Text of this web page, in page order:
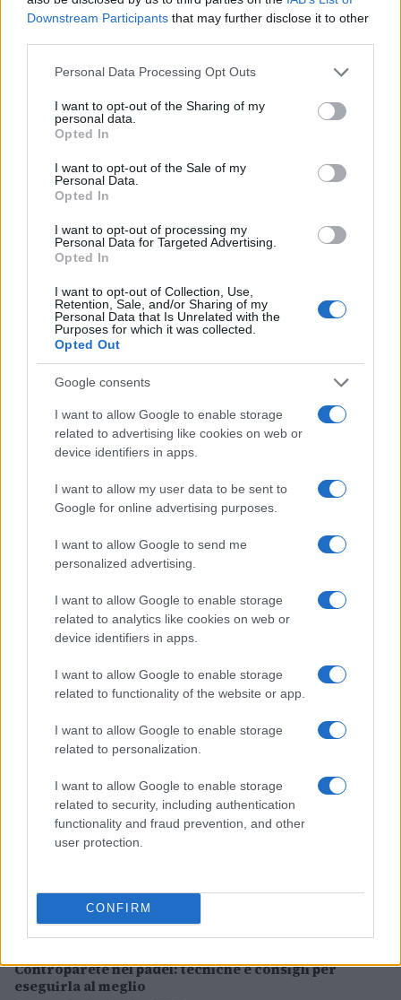
Downstream Participants that may further disclose it to other
Please note that this website/app uses one or more Google
not limited to your visit or usage behaviour. You may click to
grant or deny consent to Google and its third-party tags to
use your data for below specified purposes in below Google
consent section.
Personal Data Processing Opt Outs
I want to opt-out of the Sharing of my
personal data.
Opted In
I want to opt-out of the Sale of my
Personal Data.
Opted In
I want to opt-out of processing my
Personal Data for Targeted Advertising.
Opted In
I want to opt-out of Collection, Use,
Retention, Sale, and/or Sharing of my
Personal Data that Is Unrelated with the
Purposes for which it was collected.
Opted Out
Google consents
I want to allow Google to enable storage
related to advertising like cookies on web or
device identifiers in apps.
I want to allow my user data to be sent to
Google for online advertising purposes.
I want to allow Google to send me
personalized advertising.
I want to allow Google to enable storage
related to analytics like cookies on web or
device identifiers in apps.
I want to allow Google to enable storage
related to functionality of the website or app.
I want to allow Google to enable storage
related to personalization.
I want to allow Google to enable storage
related to security, including authentication
functionality and fraud prevention, and other
user protection.
CONFIRM
Francesca Lombardi
Francesca Lombardi, fiorentina, prese appunti
tecnici dal primo box di un circuito toscano e
da allora firma approfondimenti sui motori. In
alle prove su pista, cura il format 'tecnica e
cronaca' e conserva i fogli di appunti del
Continua a leggere
Controparete nel padel: tecniche e consigli per
eseguirla al meglio